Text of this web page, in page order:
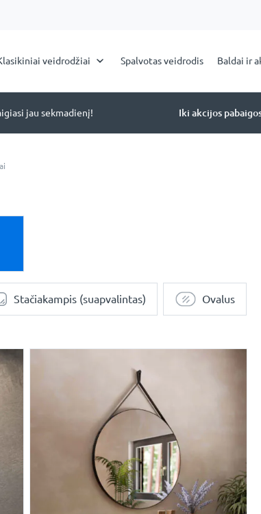
veidrodžiai Spalvotas veidrodis Baldai ir
jau sekmadienį! Iki akcijos
Stačiakampis (suapvalintas) Ovalus